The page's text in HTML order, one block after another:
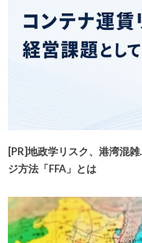
[PR]地政学リスク、港湾混
ジ方法「FFA」とは